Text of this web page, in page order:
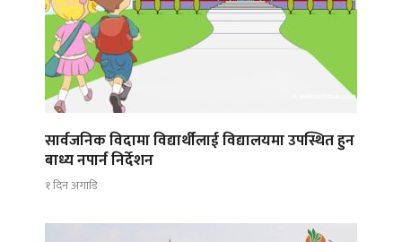
सार्वजनिक विदामा विद्यार्थीलाई विद्यालयमा उपस्थित हुन
बाध्य नपार्न निर्देशन
१ दिन अगाडि